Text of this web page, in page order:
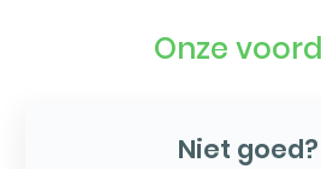
Onze
Niet